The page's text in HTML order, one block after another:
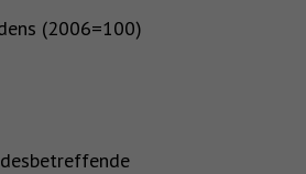
(2006=100)